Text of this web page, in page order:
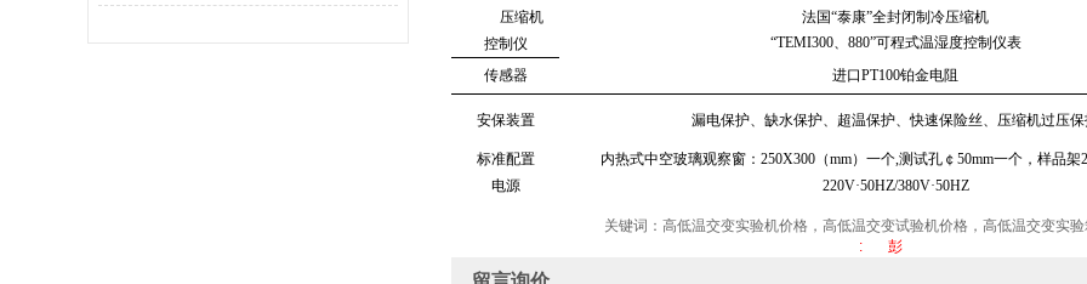
压缩机
法国“泰康”全封闭制冷压缩机
控制仪
“TEMI300、 880”可程式温湿度控制仪表
传感器
进口PT100铂金电阻
安保装置 漏电保护、缺水保护、超温保护、快速保险丝、压缩机过压
标准配置 内热式中空玻璃观察窗： 250X300（mm） 一个,测试孔￠ 50mm一个，样品架2
电源
220V·50HZ/380V·50HZ
关键词：高低温交变实验机价格，高低温交变试验机价格，高低温交变实验
: 彭